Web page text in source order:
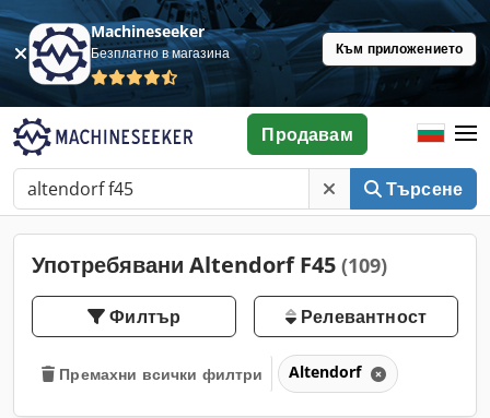
Machineseeker
Безплатно в магазина Към приложението
Търсене
Продавам
Употребявани Altendorf F45 (109)
Филтър Релевантност
Премахни всички филтри Altendorf